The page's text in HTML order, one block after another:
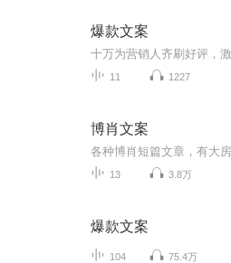
爆款文案
11 1227
博肖文案
13 3.8万
爆款文案
104 75.4万